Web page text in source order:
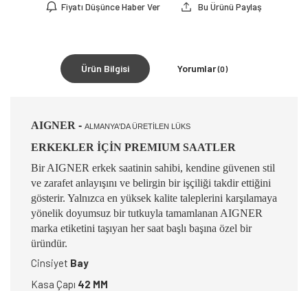
Fiyatı Düşünce Haber Ver Bu Ürünü Paylaş
Ürün Bilgisi Yorumlar(0)
AIGNER - ALMANYA'DA ÜRETİLEN LÜKS
ERKEKLER İÇİN PREMIUM SAATLER
Bir AIGNER erkek saatinin sahibi, kendine güvenen stil
ve zarafet anlayışını ve belirgin bir işçiliği takdir ettiğini
gösterir. Yalnızca en yüksek kalite taleplerini karşılamaya
yönelik doyumsuz bir tutkuyla tamamlanan AIGNER
marka etiketini taşıyan her saat başlı başına özel bir
üründür.
Cinsiyet Bay
Kasa Çapı 42 MM